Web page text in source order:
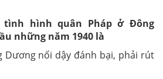
hình quân Pháp ở Đông
những năm 1940 là
Dương nổi dậy đánh bại, phải rút